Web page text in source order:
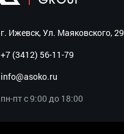
г. Ижевск, Ул. Маяковского, 29
+7 (3412) 56-11-79
info@asoko.ru
пн-пт c 9:00 до 18:00